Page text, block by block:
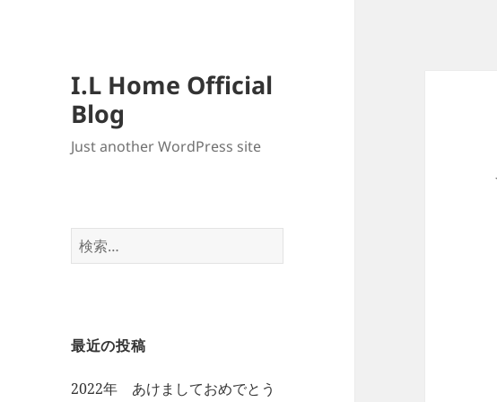
I.L Home Official
Blog
Just another WordPress site
検
索:
最近の投稿
2022年 あけましておめでとう